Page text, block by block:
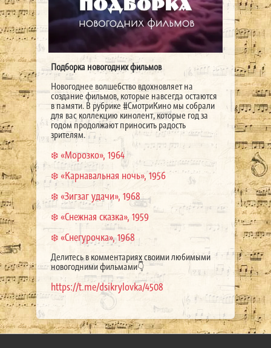
Подборка новогодних фильмов
Новогоднее волшебство вдохновляет на
создание фильмов, которые навсегда остаются
в памяти. В рубрике #СмотриКино мы собрали
для вас коллекцию кинолент, которые год за
годом продолжают приносить радость
зрителям.
❄️ «Морозко», 1964
❄️ «Карнавальная ночь», 1956
❄️ «Зигзаг удачи», 1968
❄️ «Снежная сказка», 1959
❄️ «Снегурочка», 1968
Делитесь в комментариях своими любимыми
новогодними фильмами👇
https://t.me/dsikrylovka/4508